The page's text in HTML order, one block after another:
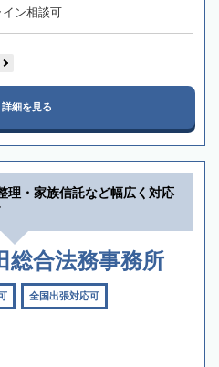
ン相談可
詳細を見る
理・家族信託など幅広く対応
総合法務事務所
全国出張対応可